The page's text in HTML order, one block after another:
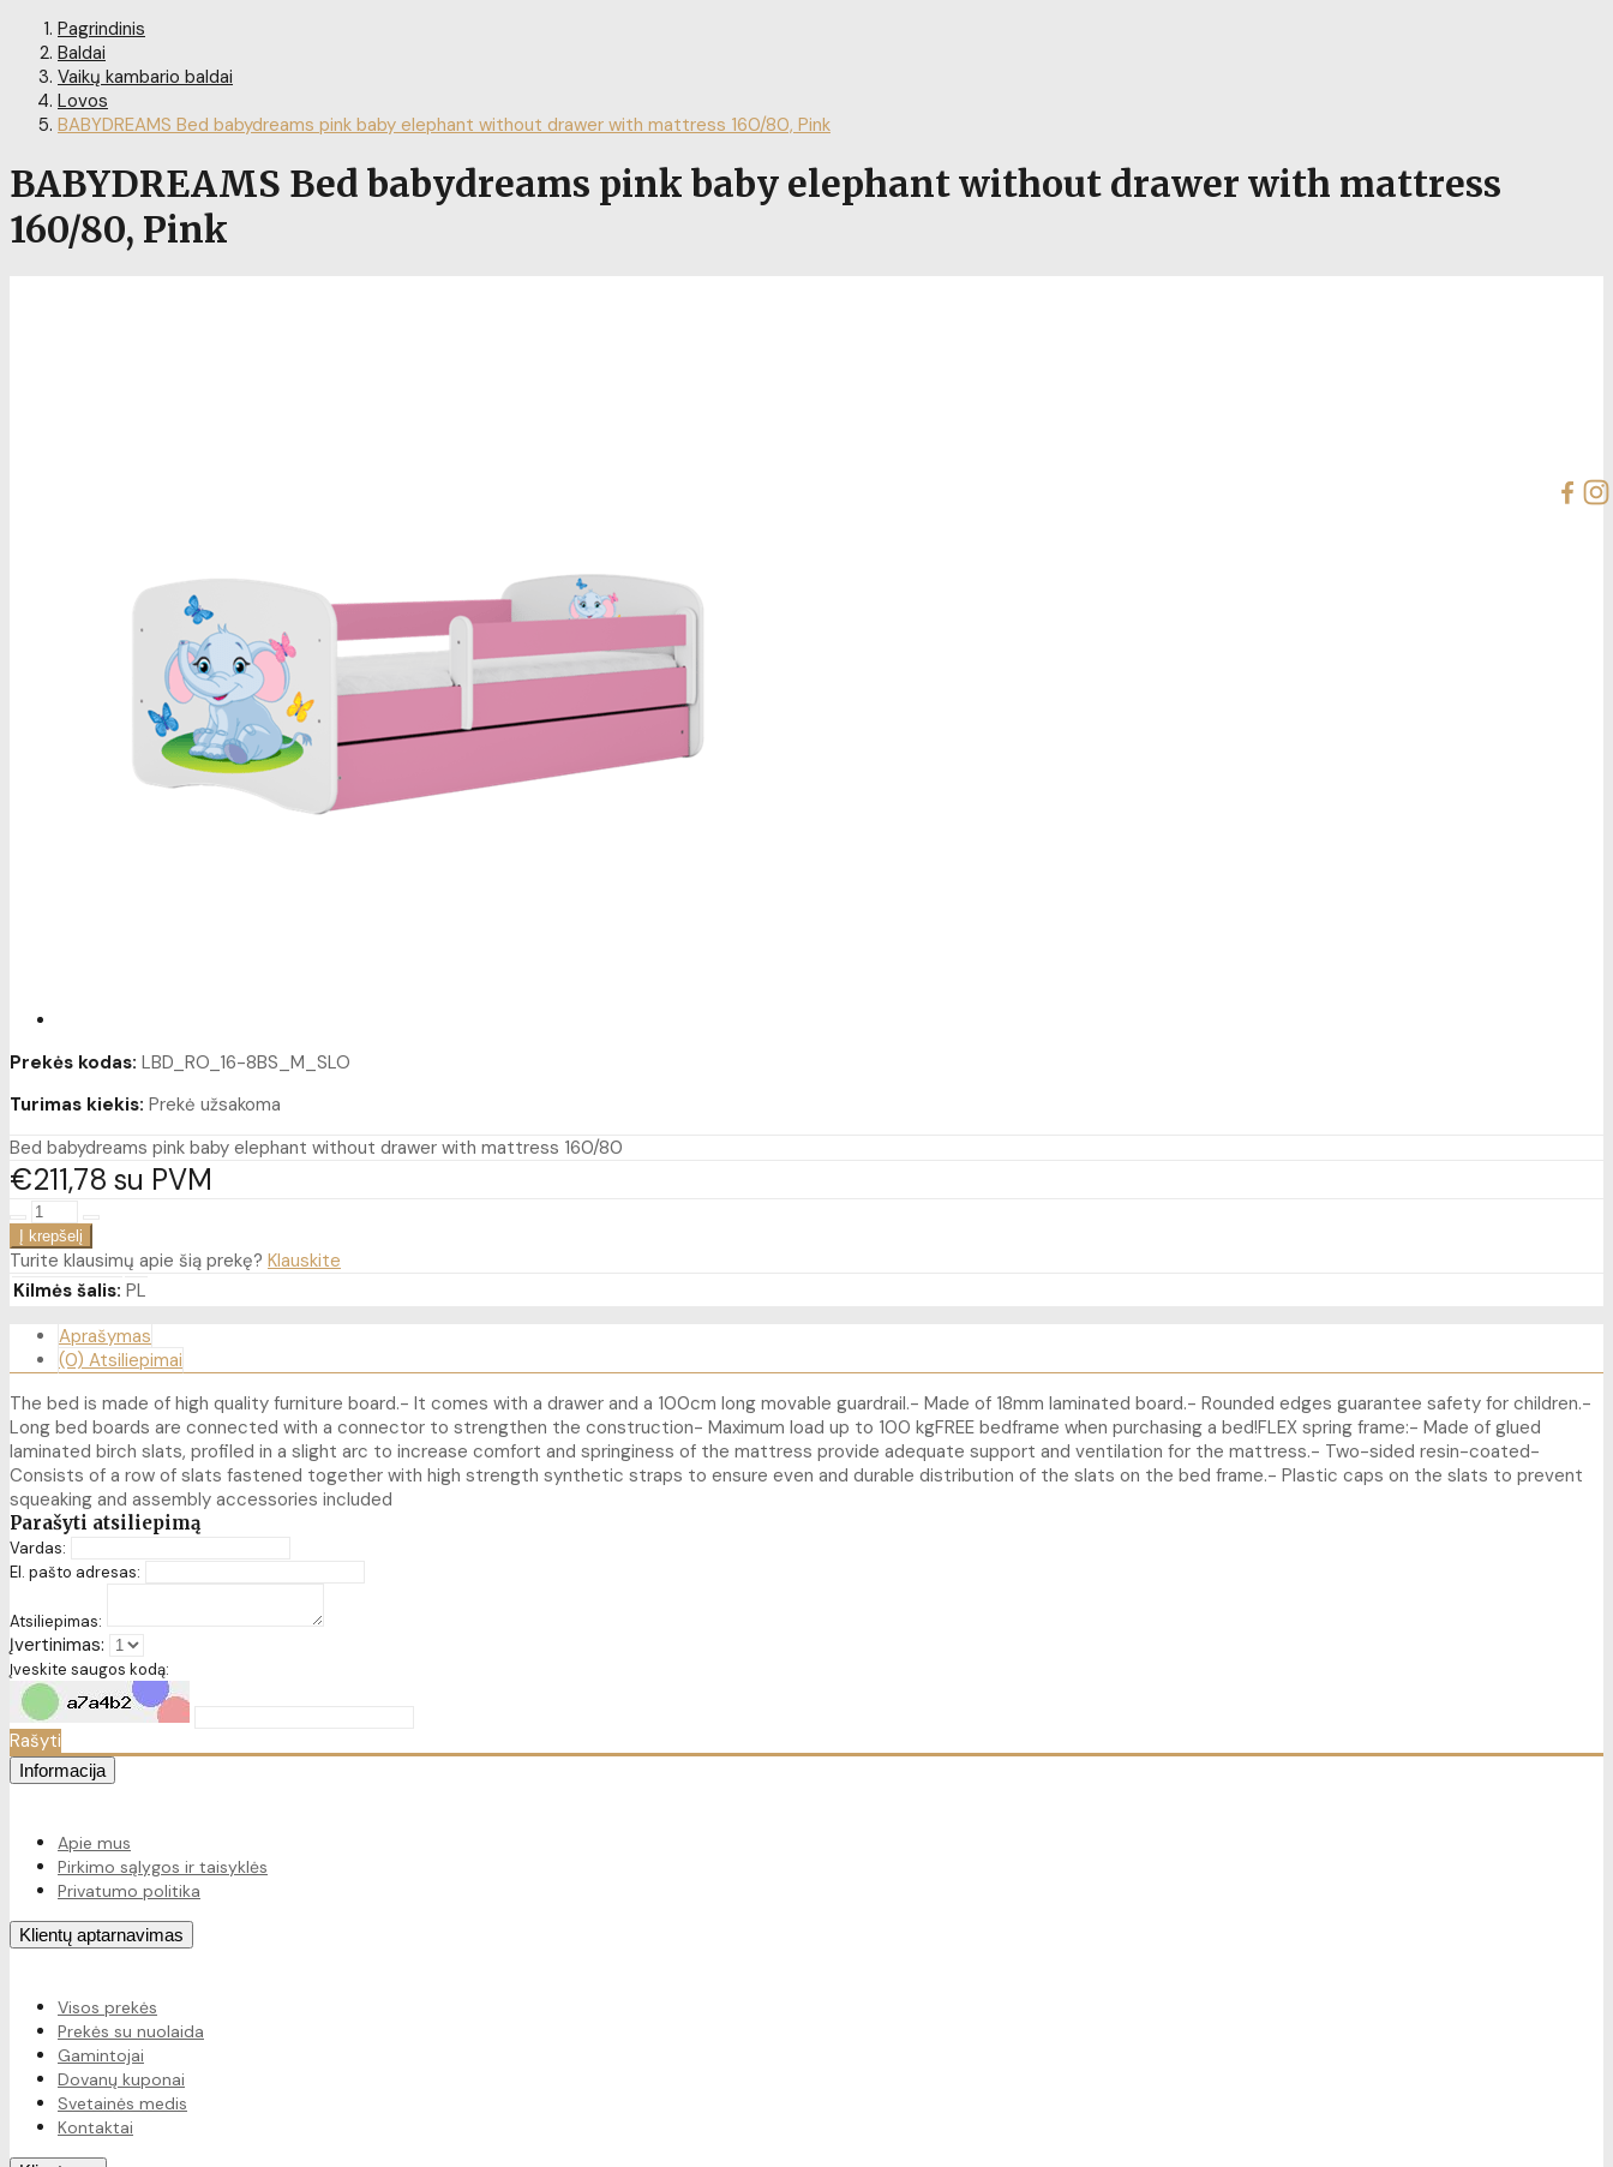
Pagrindinis
Baldai
Vaikų kambario baldai
Lovos
BABYDREAMS Bed babydreams pink baby elephant without drawer with mattress 160/80, Pink
BABYDREAMS Bed babydreams pink baby elephant without drawer with mattress
160/80, Pink
Prekės kodas: LBD_RO_16-8BS_M_SLO
Turimas kiekis: Prekė užsakoma
Bed babydreams pink baby elephant without drawer with mattress 160/80
€211 78 su PVM
Turite klausimų apie šią prekę? Klauskite
Kilmės šalis: PL
Aprašymas
(0) Atsiliepimai
The bed is made of high quality furniture board.- It comes with a drawer and a 100cm long movable guardrail.- Made of 18mm laminated board.- Rounded edges guarantee safety for children.-
Long bed boards are connected with a connector to strengthen the construction- Maximum load up to 100 kgFREE bedframe when purchasing a bed!FLEX spring frame:- Made of glued
laminated birch slats, profiled in a slight arc to increase comfort and springiness of the mattress provide adequate support and ventilation for the mattress.- Two-sided resin-coated-
Consists of a row of slats fastened together with high strength synthetic straps to ensure even and durable distribution of the slats on the bed frame.- Plastic caps on the slats to prevent
squeaking and assembly accessories included
Parašyti atsiliepimą
Vardas:
El. pašto adresas:
Atsiliepimas:
Įvertinimas:
Įveskite saugos kodą:
Rašyti
Informacija
Apie mus
Pirkimo sąlygos ir taisyklės
Privatumo politika
Klientų aptarnavimas
Visos prekės
Prekės su nuolaida
Gamintojai
Dovanų kuponai
Svetainės medis
Kontaktai